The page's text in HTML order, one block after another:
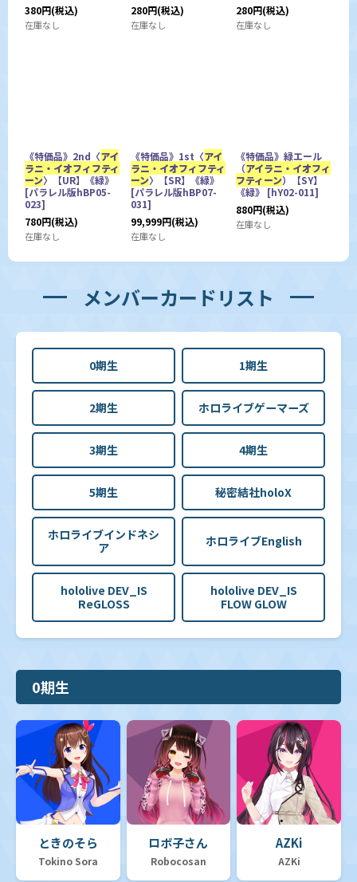
380円(税込)
在庫なし
280円(税込)
在庫なし
280円(税込)
在庫なし
《特価品》2nd〈アイ
ラニ・イオフィフティ
ーン〉【UR】《緑》
[パラレル版hBP05-
023]
780円(税込)
在庫なし
《特価品》1st〈アイ
ラニ・イオフィフティ
ーン〉【SR】《緑》
[パラレル版hBP07-
031]
99,999円(税込)
在庫なし
《特価品》緑エール
（アイラニ・イオフィ
フティーン）【SY】
《緑》 [hY02-011]
880円(税込)
在庫なし
メンバーカードリスト
0期生 1期生
2期生 ホロライブゲーマーズ
3期生 4期生
5期生 秘密結社holoX
ホロライブインドネシ
ア
ホロライブEnglish
hololive DEV_IS
ReGLOSS
hololive DEV_IS
FLOW GLOW
0期生
ときのそら
Tokino Sora
ロボ子さん
Robocosan
AZKi
AZKi